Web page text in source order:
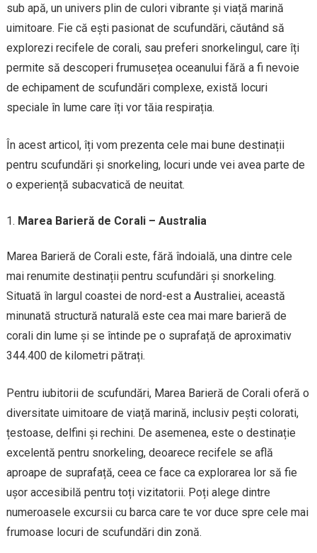
sub apă, un univers plin de culori vibrante și viață marină
uimitoare. Fie că ești pasionat de scufundări, căutând să
explorezi recifele de corali, sau preferi snorkelingul, care îți
permite să descoperi frumusețea oceanului fără a fi nevoie
de echipament de scufundări complexe, există locuri
speciale în lume care îți vor tăia respirația.
În acest articol, îți vom prezenta cele mai bune destinații
pentru scufundări și snorkeling, locuri unde vei avea parte de
o experiență subacvatică de neuitat.
Marea Barieră de Corali – Australia
Marea Barieră de Corali este, fără îndoială, una dintre cele
mai renumite destinații pentru scufundări și snorkeling.
Situată în largul coastei de nord-est a Australiei, această
minunată structură naturală este cea mai mare barieră de
corali din lume și se întinde pe o suprafață de aproximativ
344.400 de kilometri pătrați.
Pentru iubitorii de scufundări, Marea Barieră de Corali oferă o
diversitate uimitoare de viață marină, inclusiv pești colorati,
țestoase, delfini și rechini. De asemenea, este o destinație
excelentă pentru snorkeling, deoarece recifele se află
aproape de suprafață, ceea ce face ca explorarea lor să fie
ușor accesibilă pentru toți vizitatorii. Poți alege dintre
numeroasele excursii cu barca care te vor duce spre cele mai
frumoase locuri de scufundări din zonă.